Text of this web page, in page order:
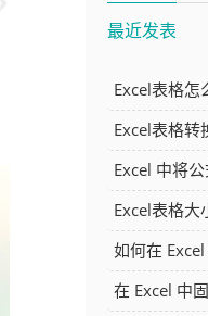
最近发表
Excel表格怎
Excel表格
解析
Excel 中将
字的多种方
Excel表格大
如何在
容
在 Excel 中